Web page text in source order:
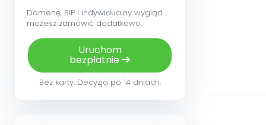
Domenę, BIP i indywidualny wygląd
możesz zamówić dodatkowo.
Uruchom
bezpłatnie
Bez karty. Decyzja po 14 dniach.